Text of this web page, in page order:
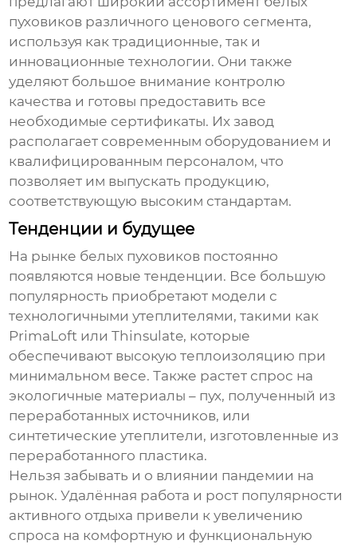
пуховиков различного ценового сегмента,
используя как традиционные, так и
инновационные технологии. Они также
уделяют большое внимание контролю
качества и готовы предоставить все
необходимые сертификаты. Их завод
располагает современным оборудованием и
квалифицированным персоналом, что
позволяет им выпускать продукцию,
соответствующую высоким стандартам.
Тенденции и будущее
На рынке белых пуховиков постоянно
появляются новые тенденции. Все большую
популярность приобретают модели с
технологичными утеплителями, такими как
PrimaLoft или Thinsulate, которые
обеспечивают высокую теплоизоляцию при
минимальном весе. Также растет спрос на
экологичные материалы – пух, полученный из
переработанных источников, или
синтетические утеплители, изготовленные из
переработанного пластика.
Нельзя забывать и о влиянии пандемии на
рынок. Удалённая работа и рост популярности
активного отдыха привели к увеличению
спроса на комфортную и функциональную